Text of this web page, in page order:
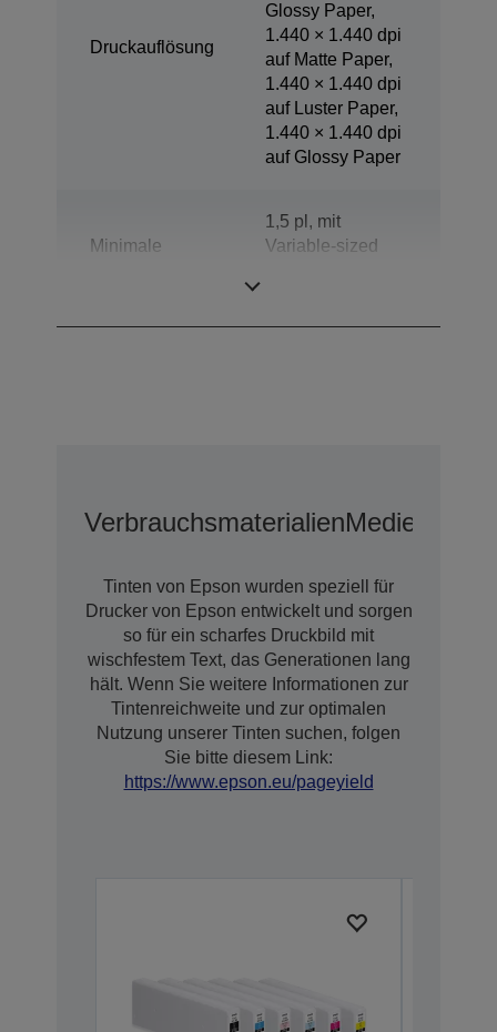
Druckauflösung
Glossy Paper,
1.440 × 1.440 dpi
auf Matte Paper,
1.440 × 1.440 dpi
auf Luster Paper,
1.440 × 1.440 dpi
auf Glossy Paper
Minimale
1,5 pl, mit
Variable-sized
VerbrauchsmaterialienMedien
Tinten von Epson wurden speziell für
Drucker von Epson entwickelt und sorgen
so für ein scharfes Druckbild mit
wischfestem Text, das Generationen lang
hält. Wenn Sie weitere Informationen zur
Tintenreichweite und zur optimalen
Nutzung unserer Tinten suchen, folgen
Sie bitte diesem Link:
https://www.epson.eu/pageyield